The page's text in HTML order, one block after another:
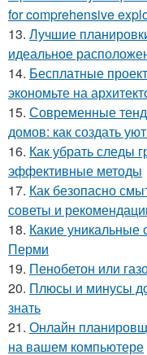
for comprehensive
13. Лучшие
идеальное
14. Бесплатные
экономьте на
15. Современные
домов: как создать
16. Как убрать следы
эффективные методы
17. Как безопасно
советы и
18. Какие уникальные
Перми
19. Пенобетон или
20. Плюсы и минусы
знать
21. Онлайн
на вашем компьютере